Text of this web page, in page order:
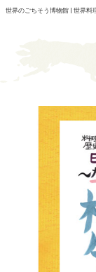
世界のごちそう博物館 | 世界料